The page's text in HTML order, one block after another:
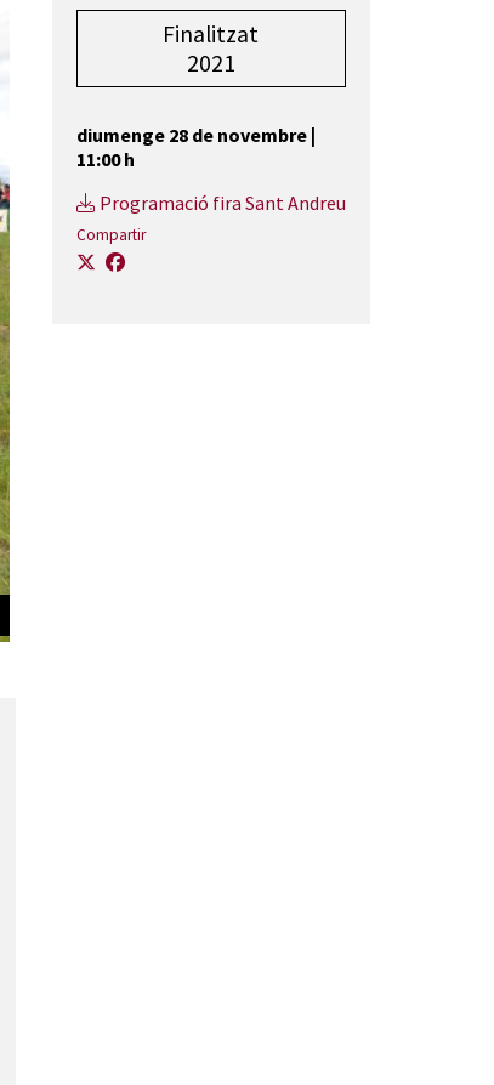
Finalitzat
2021
diumenge 28 de novembre|
11:00 h
Programació fira Sant Andreu
Compartir